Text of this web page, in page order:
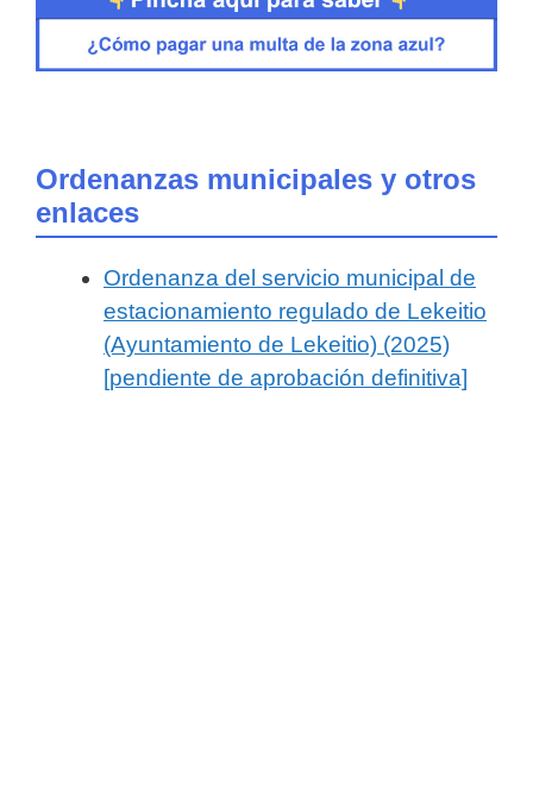
Ordenanzas municipales y otros
enlaces
Ordenanza del servicio municipal de
estacionamiento regulado de Lekeitio
(Ayuntamiento de Lekeitio) (2025)
[pendiente de aprobación definitiva]